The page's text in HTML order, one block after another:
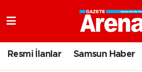
Resmi İlanlar Samsun Haber